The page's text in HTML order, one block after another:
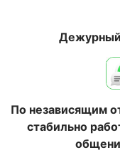
По независящим
стабильно